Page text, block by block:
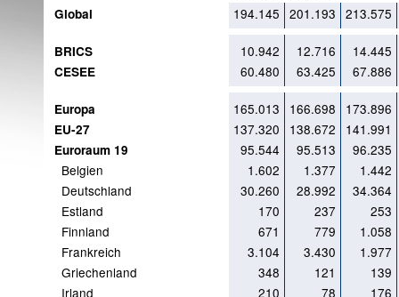
Global 194.145 201.193 213.575
BRICS 10.942 12.716 14.445
CESEE 60.480 63.425 67.886
Europa 165.013 166.698 173.896
EU-27 137.320 138.672 141.991
Euroraum 19 95.544 95.513
96.235
Belgien
1.602 1.377
1.442
Deutschland
30.260 28.992
34.364
Estland
170 237
253
Finnland
671 779
1.058
Frankreich
3.104 3.430
1.977
Griechenland
348 121
139
Irland
210 78
176